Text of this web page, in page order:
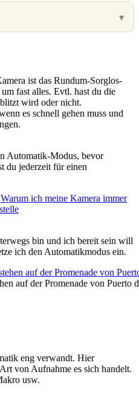
ist das Rundum-Sorglos-
fast alles. Evtl. hast du die
wird oder nicht.
es schnell gehen muss und
Automatik-Modus, bevor
du jederzeit für einen
Warum ich meine Kamera immer
bin und ich bereit sein will
ich den Automatikmodus ein.
auf der Promenade von Puerto
eng verwandt. Hier
von Aufnahme es sich handelt.
usw.